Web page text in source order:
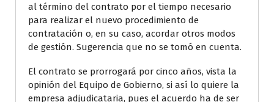
al término del contrato por el tiempo necesario
para realizar el nuevo procedimiento de
contratación o, en su caso, acordar otros modos
de gestión. Sugerencia que no se tomó en cuenta.
El contrato se prorrogará por cinco años, vista la
opinión del Equipo de Gobierno, si así lo quiere la
empresa adjudicataria, pues el acuerdo ha de ser